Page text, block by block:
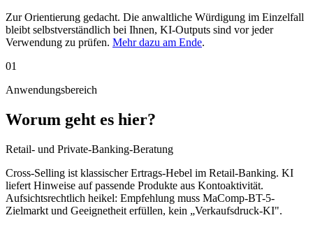
Zur Orientierung gedacht. Die anwaltliche Würdigung im Einzelfall
bleibt selbstverständlich bei Ihnen, KI-Outputs sind vor jeder
Verwendung zu prüfen. Mehr dazu am Ende.
01
Anwendungsbereich
Worum geht es hier?
Retail- und Private-Banking-Beratung
Cross-Selling ist klassischer Ertrags-Hebel im Retail-Banking. KI
liefert Hinweise auf passende Produkte aus Kontoaktivität.
Aufsichtsrechtlich heikel: Empfehlung muss MaComp-BT-5-
Zielmarkt und Geeignetheit erfüllen, kein „Verkaufsdruck-KI".